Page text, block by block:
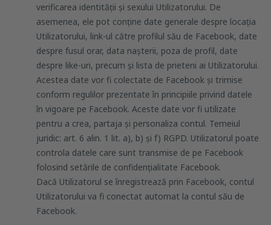
verificarea identității și sexului Utilizatorului. De
asemenea, ele pot conține date generale despre locația
Utilizatorului, link-ul către profilul său de Facebook, date
despre fusul orar, data nașterii, poza de profil, date
despre like-uri, precum și lista de prieteni ai Utilizatorului.
Acestea date vor fi colectate de Facebook și trimise
conform regulilor prezentate în principiile privind datele
în vigoare pe Facebook. Aceste date vor fi utilizate
pentru a crea, partaja și personaliza contul. Temeiul
juridic: art. 6 alin. 1 lit. a), b) și f) RGPD. Utilizatorul poate
controla datele care sunt transmise de pe Facebook
folosind setările de confidențialitate Facebook.
Dacă Utilizatorul se înregistrează prin Facebook, contul
Utilizatorului va fi conectat automat la contul său de
Facebook.